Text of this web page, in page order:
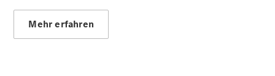
Sprinter
Pritschenfahrzeug
Mehr erfahren